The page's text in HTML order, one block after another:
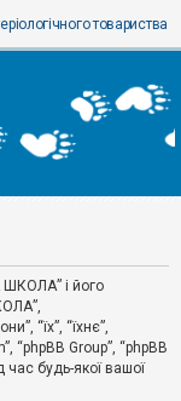
товариства
ШКОЛА” і його
“їх”, “їхнє”,
“phpBB Group”, “phpBB
час будь-якої вашої